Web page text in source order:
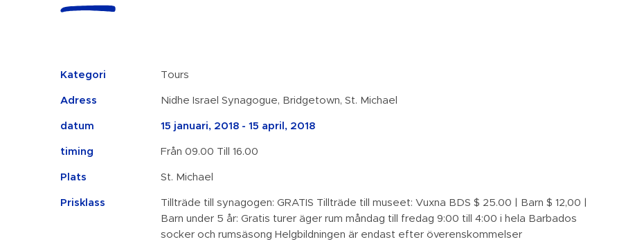
Kategori Tours
Adress Nidhe Israel Synagogue, Bridgetown, St. Michael
datum 15 januari, 2018 - 15 april, 2018
timing Från 09.00 Till 16.00
Plats St. Michael
Prisklass
Tillträde till synagogen: GRATIS Tillträde till museet: Vuxna BDS $ 25.00 | Barn $ 12,00 |
Barn under 5 år: Gratis turer äger rum måndag till fredag ​​9:00 till 4:00 i hela Barbados
socker och rumsäsong Helgbildningen är endast efter överenskommelser